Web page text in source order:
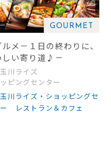
GOURMET
メ－１日の終わりに、
しい寄り道♪－
川ライズ
ピングセンター
川ライズ・ショッピングセ
レストラン＆カフェ